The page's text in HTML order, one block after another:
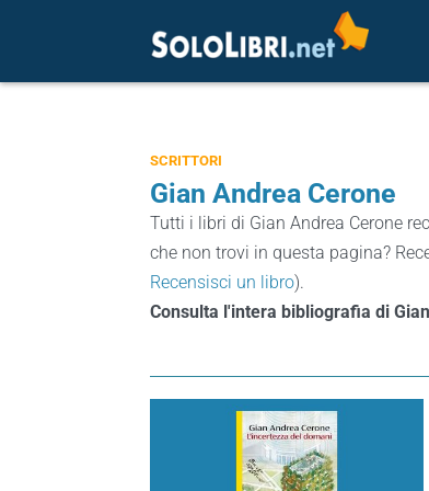
SCRITTORI
Gian Andrea Cerone
Tutti i libri di Gian Andrea Cerone
che non trovi in questa pagina?
Recensisci un libro).
Consulta l'intera bibliografia di